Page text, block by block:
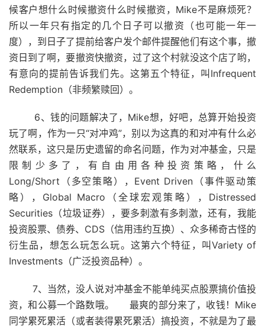
候客户想什么时候撤资什么时候撤资，Mike不是麻烦死？
所以一年只有指定的几个日子可以撤资（也可能一年一
度），到日子了提前给客户发个邮件提醒他们有这个事，撤
资日到了啊，要撤资快撤资，过了这个村就没这个店了哟，
有意向的提前告诉我们先。这第五个特征，叫Infrequent
Redemption（非频繁赎回）。
6、钱的问题解决了，Mike想，好吧，总算开始投资
玩了啊，作为一只“对冲鸡”，别以为这真的和对冲有什么必
然联系，这只是历史遗留的命名问题，作为对冲基金，只是
限制少多了，有自由用各种投资策略，什么
Long/Short（多空策略），Event Driven（事件驱动策
略），Global Macro（全球宏观策略），Distressed
Securities（垃圾证券），要多刺激有多刺激，还有，我能
投资股票、债券、CDS（信用违约互换）、众多稀奇古怪的
衍生品，想怎么玩怎么玩。这第六个特征，叫Variety of
Investments（广泛投资品种）。
7、当然，没人说对冲基金不能单纯买点股票搞价值投
资，和公募一个路数哦。 最爽的部分来了，收钱！Mike
同学累死累活（或者装得累死累活）搞投资，不就是为了最